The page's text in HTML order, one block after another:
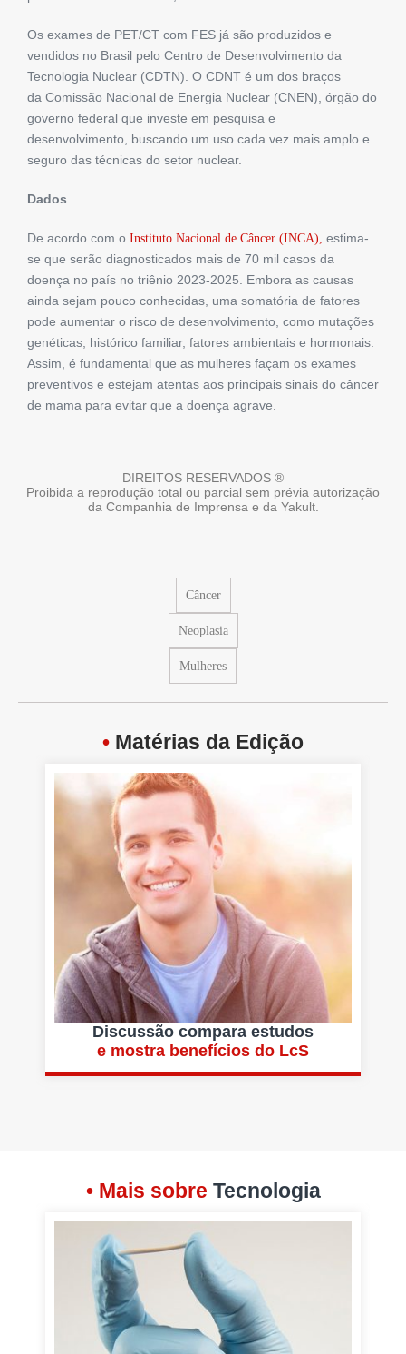
Os exames de PET/CT com FES já são produzidos e
vendidos no Brasil pelo Centro de Desenvolvimento da
Tecnologia Nuclear (CDTN). O CDNT é um dos braços
da Comissão Nacional de Energia Nuclear (CNEN), órgão do
governo federal que investe em pesquisa e
desenvolvimento, buscando um uso cada vez mais amplo e
seguro das técnicas do setor nuclear.
Dados
De acordo com o Instituto Nacional de Câncer (INCA), estima-
se que serão diagnosticados mais de 70 mil casos da
doença no país no triênio 2023-2025. Embora as causas
ainda sejam pouco conhecidas, uma somatória de fatores
pode aumentar o risco de desenvolvimento, como mutações
genéticas, histórico familiar, fatores ambientais e hormonais.
Assim, é fundamental que as mulheres façam os exames
preventivos e estejam atentas aos principais sinais do câncer
de mama para evitar que a doença agrave.
DIREITOS RESERVADOS ®
Proibida a reprodução total ou parcial sem prévia autorização
da Companhia de Imprensa e da Yakult.
Câncer
Neoplasia
Mulheres
• Matérias da Edição
Discussão compara estudos
e mostra benefícios do LcS
• Mais sobre Tecnologia